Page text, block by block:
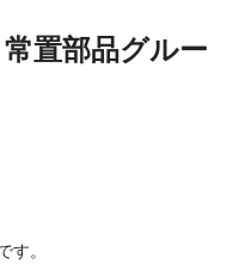
常置部品グルー
す。